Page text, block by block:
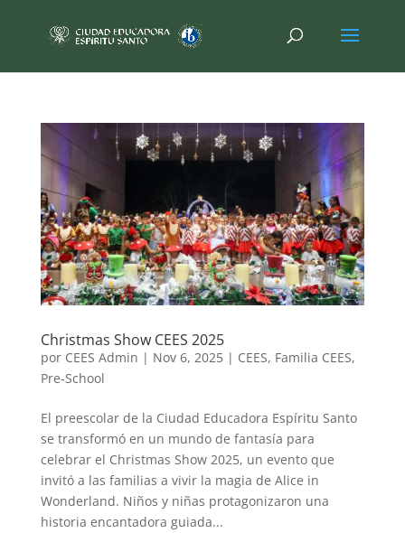
Christmas Show CEES 2025
por CEES Admin | Nov 6, 2025| CEES, Familia CEES,
Pre-School
El preescolar de la Ciudad Educadora Espíritu Santo
se transformó en un mundo de fantasía para
celebrar el Christmas Show 2025, un evento que
invitó a las familias a vivir la magia de Alice in
Wonderland. Niños y niñas protagonizaron una
historia encantadora guiada...